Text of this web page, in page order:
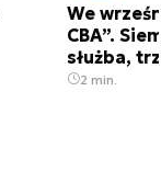
We
CBA”.
służba,
2 min.